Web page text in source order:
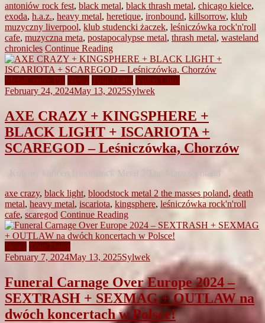
antoniów rock fest, black metal, black thrash metal, chicago kielce,
exoda, h.a.z., heavy metal, heretique, ironbound, killsorrow, klub
muzyczny liverpool, klub studencki żaczek, leśniczówka rock'n'roll
cafe, muzyczna meta, postapocalypse metal, thrash metal, wasteland
chronicles Continue Reading
MetalCentre PR News Tour Dates Video Clips
February 24, 2024May 13, 2025Sylwek
AXE CRAZY + KINGSPHERE +
BLACK LIGHT + ISCARIOTA +
SCAREGOD – Leśniczówka, Chorzów
Kolejny koncert Bloodstock Metal 2 The Masses Poland
axe crazy, black light, bloodstock metal 2 the masses poland, death
metal, heavy metal, iscariota, kingsphere, leśniczówka rock'n'roll
cafe, scaregod Continue Reading
News Tour Dates
February 7, 2024May 13, 2025Sylwek
Funeral Carnage Over Europe 2024 –
SEXTRASH + SEXMAG + OUTLAW na
dwóch koncertach w Polsce!